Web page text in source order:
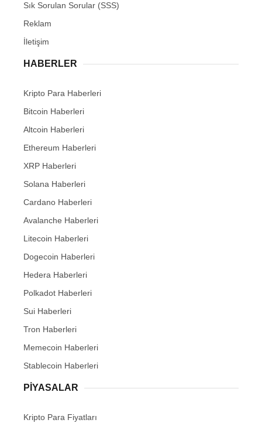
Sık Sorulan Sorular (SSS)
Reklam
İletişim
HABERLER
Kripto Para Haberleri
Bitcoin Haberleri
Altcoin Haberleri
Ethereum Haberleri
XRP Haberleri
Solana Haberleri
Cardano Haberleri
Avalanche Haberleri
Litecoin Haberleri
Dogecoin Haberleri
Hedera Haberleri
Polkadot Haberleri
Sui Haberleri
Tron Haberleri
Memecoin Haberleri
Stablecoin Haberleri
PIYASALAR
Kripto Para Fiyatları